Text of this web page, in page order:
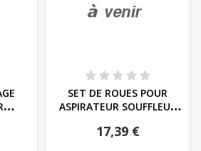
SET DE ROUES POUR
ASPIRATEUR SOUFFLEUR
17,39 €